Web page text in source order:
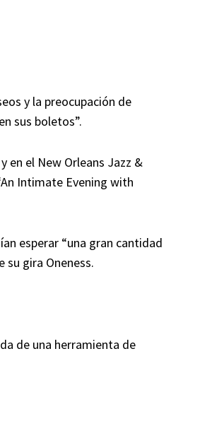
y la preocupación de
sus boletos”.
en el New Orleans Jazz &
Intimate Evening with
esperar “una gran cantidad
su gira Oneness.
de una herramienta de